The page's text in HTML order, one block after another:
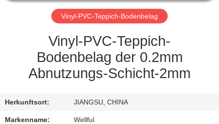
QUALITÄTSKONTROLLE
TRETEN
UNS
IN
Vinyl-PVC-Teppich-Bodenbelag
Vinyl-PVC-Teppich-
Bodenbelag der 0.2mm
Abnutzungs-Schicht-2mm
Herkunftsort: JIANGSU, CHINA
Markenname: Wellful